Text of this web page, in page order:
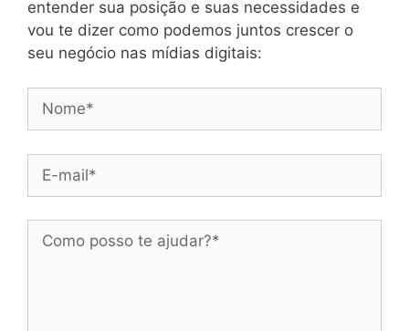
entender sua posição e suas necessidades e
vou te dizer como podemos juntos crescer o
seu negócio nas mídias digitais: